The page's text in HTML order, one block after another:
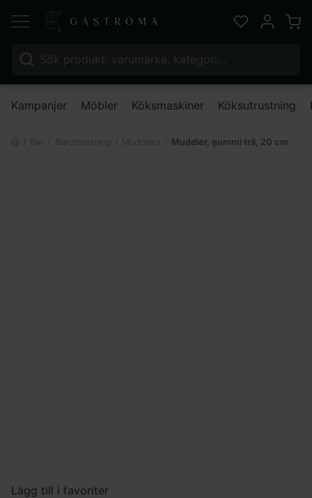
Sök efter:
Favoriter
Mitt
Kampanjer Möbler Köksmaskiner Köksutrustning
Muddler, gummi trä, 20 cm
Lägg till i favoriter